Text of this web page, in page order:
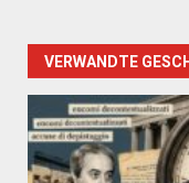
VERWANDTE